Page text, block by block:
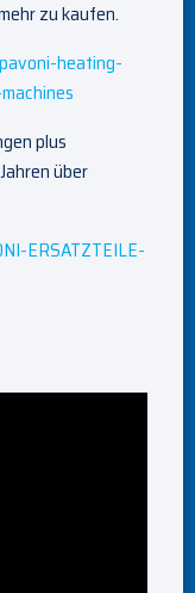
zu kaufen.
heating-
plus
über
ERSATZTEILE-